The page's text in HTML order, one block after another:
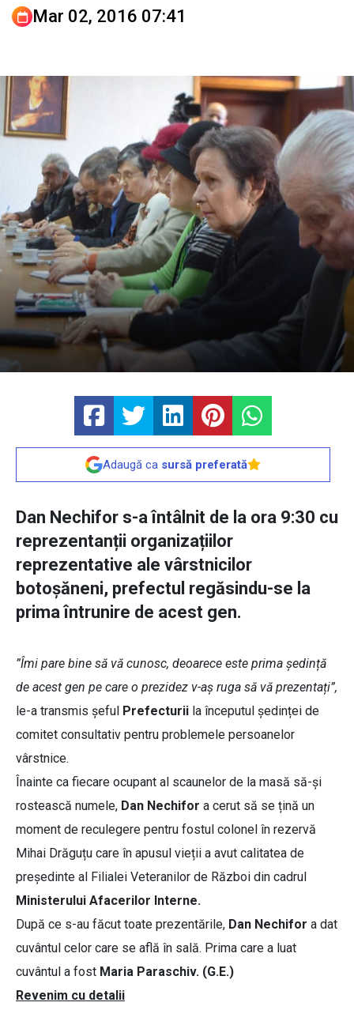
Mar 02, 2016 07:41
Adaugă ca sursă preferată
Dan Nechifor s-a întâlnit de la ora 9:30 cu
reprezentanții organizațiilor
reprezentative ale vârstnicilor
botoșăneni, prefectul regăsindu-se la
prima întrunire de acest gen.
”Îmi pare bine să vă cunosc, deoarece este prima ședință
de acest gen pe care o prezidez v-aș ruga să vă prezentați”,
le-a transmis șeful Prefecturii la începutul ședinței de
comitet consultativ pentru problemele persoanelor
vârstnice.
Înainte ca fiecare ocupant al scaunelor de la masă să-și
rostească numele, Dan Nechifor a cerut să se țină un
moment de reculegere pentru fostul colonel în rezervă
Mihai Drăguțu care în apusul vieții a avut calitatea de
președinte al Filialei Veteranilor de Război din cadrul
Ministerului Afacerilor Interne.
După ce s-au făcut toate prezentările, Dan Nechifor a dat
cuvântul celor care se află în sală. Prima care a luat
cuvântul a fost Maria Paraschiv. (G.E.)
Revenim cu detalii